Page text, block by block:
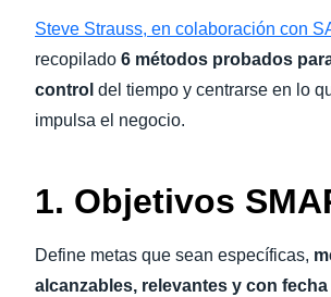
Norway (English)
TRAVEL AND EXPENSE
Steve Strauss, en colaboración con
recopilado 6 métodos probados
control del tiempo y centrarse en lo
impulsa el negocio.
1. Objetivos
Define metas que sean específicas,
alcanzables, relevantes y con fecha